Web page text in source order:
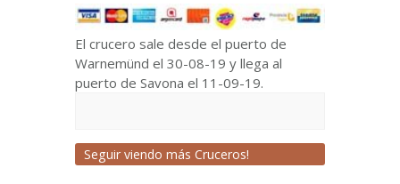
El crucero sale desde el puerto de
Warnemünd el 30-08-19 y llega al
puerto de Savona el 11-09-19.
Seguir viendo más Cruceros!